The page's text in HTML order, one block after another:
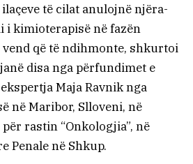
të cilat anulojnë njëra-
i kimioterapisë në fazën
që të ndihmonte, shkurtoi
disa nga përfundimet e
Maja Ravnik nga
në Maribor, Slloveni, në
rastin “Onkologjia”, në
Penale në Shkup.